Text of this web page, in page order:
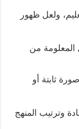
ولعل ظهور
المعلومة من
ثابتة أو
وترتيب المنهج